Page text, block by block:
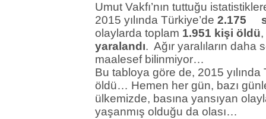
Umut Vakfı’nın tuttuğu
2015 yılında Türkiye’de 2.175
olaylarda toplam 1.951 kişi öldü
yaralandı. Ağır yaralıların daha
maalesef
Bu tabloya göre de, 2015
öldü… Hemen her gün, bazı
ülkemizde, basına yansıyan
yaşanmış olduğu da olası…